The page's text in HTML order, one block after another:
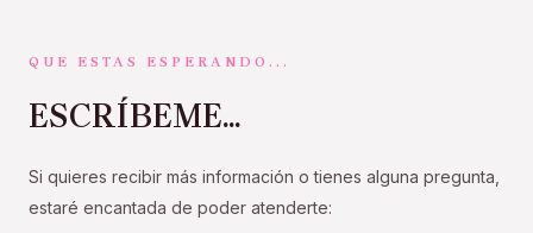
QUE ESTAS ESPERANDO...
ESCRÍBEME...
Si quieres recibir más información o tienes alguna pregunta,
estaré encantada de poder atenderte: